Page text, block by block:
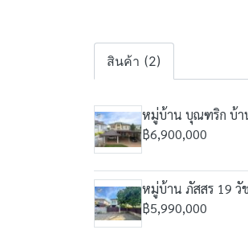
สินค้า (2)
หมู่บ้าน บุณฑริก บ้า
฿6,900,000
หมู่บ้าน ภัสสร 19 วั
฿5,990,000